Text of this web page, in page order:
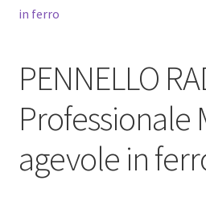
Privacy Policy
PENNELLO
Professionale
agevole in